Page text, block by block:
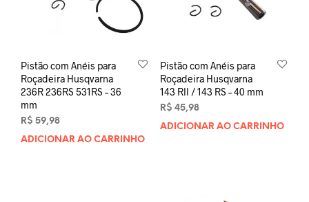
Pistão com Anéis para
Roçadeira Husqvarna
236R 236RS 531RS – 36
mm
R$ 59,98
ADICIONAR AO CARRINHO
Pistão com Anéis para
Roçadeira Husqvarna
143 RII / 143 RS – 40 mm
R$ 45,98
ADICIONAR AO CARRINHO